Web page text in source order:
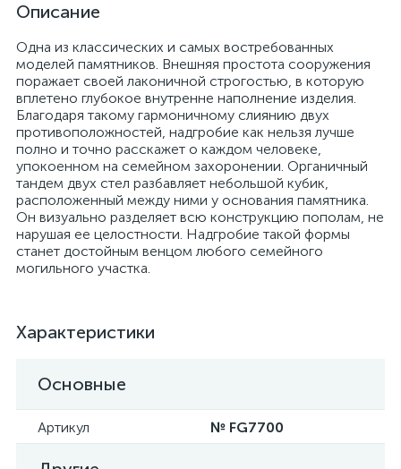
Описание
Одна из классических и самых востребованных
моделей памятников. Внешняя простота сооружения
поражает своей лаконичной строгостью, в которую
вплетено глубокое внутренне наполнение изделия.
Благодаря такому гармоничному слиянию двух
противоположностей, надгробие как нельзя лучше
полно и точно расскажет о каждом человеке,
упокоенном на семейном захоронении. Органичный
тандем двух стел разбавляет небольшой кубик,
расположенный между ними у основания памятника.
Он визуально разделяет всю конструкцию пополам, не
нарушая ее целостности. Надгробие такой формы
станет достойным венцом любого семейного
могильного участка.
Характеристики
Основные
Артикул № FG7700